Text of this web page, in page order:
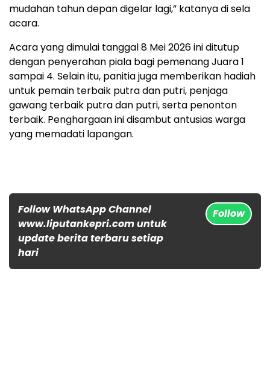
mudahan tahun depan digelar lagi,” katanya di sela
acara.
Acara yang dimulai tanggal 8 Mei 2026 ini ditutup
dengan penyerahan piala bagi pemenang Juara 1
sampai 4. Selain itu, panitia juga memberikan hadiah
untuk pemain terbaik putra dan putri, penjaga
gawang terbaik putra dan putri, serta penonton
terbaik. Penghargaan ini disambut antusias warga
yang memadati lapangan.
Follow WhatsApp Channel
www.liputankepri.com untuk
update berita terbaru setiap
hari
Follow